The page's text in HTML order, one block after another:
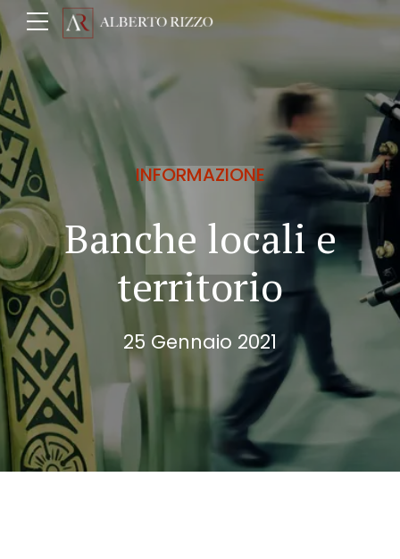
INFORMAZIONE
Banche locali e
territorio
25 Gennaio 2021